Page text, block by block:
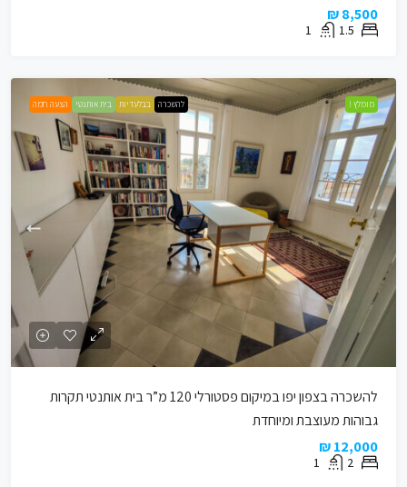
8,500 ₪
1.5
1
מומלץ ! להשכרה בבלעדיות בית אותנטי הצעה חמה
להשכרה בצפון יפו במיקום פסטורלי 120 מ”ר בית אותנטי תקרות
גבוהות מעוצבת ומיוחדת
12,000 ₪
2
1